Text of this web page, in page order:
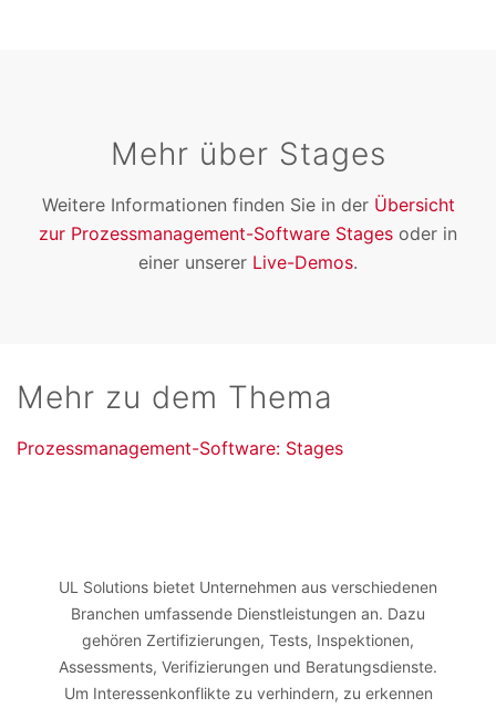
Mehr über Stages
Weitere Informationen finden Sie in der Übersicht
zur Prozessmanagement-Software Stages oder in
einer unserer Live-Demos.
Mehr zu dem Thema
Prozessmanagement-Software: Stages
UL Solutions bietet Unternehmen aus verschiedenen
Branchen umfassende Dienstleistungen an. Dazu
gehören Zertifizierungen, Tests, Inspektionen,
Assessments, Verifizierungen und Beratungsdienste.
Um Interessenkonflikte zu verhindern, zu erkennen